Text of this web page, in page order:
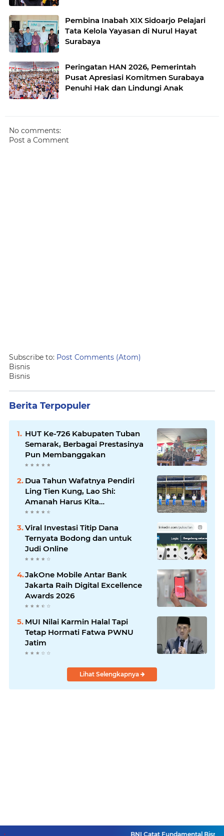
Sekaligus Perluas Akses Promosi
Pelaku UMKM
Pembina Inabah XIX Sidoarjo Pelajari
Tata Kelola Yayasan di Nurul Hayat
Surabaya
Peringatan HAN 2026, Pemerintah
Pusat Apresiasi Komitmen Surabaya
Penuhi Hak dan Lindungi Anak
No comments:
Post a Comment
Subscribe to: Post Comments (Atom)
Bisnis
Bisnis
Berita Terpopuler
HUT Ke-726 Kabupaten Tuban
Semarak, Berbagai Prestasinya
Pun Membanggakan
Dua Tahun Wafatnya Pendiri
Ling Tien Kung, Lao Shi:
Amanah Harus Kita
Laksanakan!
Viral Investasi Titip Dana
Ternyata Bodong dan untuk
Judi Online
JakOne Mobile Antar Bank
Jakarta Raih Digital Excellence
Awards 2026
MUI Nilai Karmin Halal Tapi
Tetap Hormati Fatwa PWNU
Jatim
Lihat Selengkapnya
BNI Catat Fundamental Bisnis